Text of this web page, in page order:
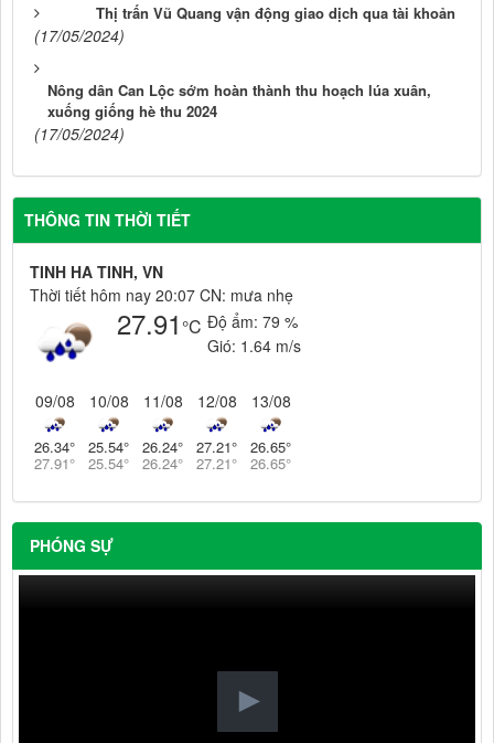
Thị trấn Vũ Quang vận động giao dịch qua tài khoản
(17/05/2024)
Nông dân Can Lộc sớm hoàn thành thu hoạch lúa xuân,
xuống giống hè thu 2024
(17/05/2024)
THÔNG TIN THỜI TIẾT
TINH HA TINH, VN
Thời tiết hôm nay 20:07 CN: mưa nhẹ
27.91 °C Độ ẩm: 79 %
Gió: 1.64 m/s
09/08
26.34°
27.91°
10/08
25.54°
25.54°
11/08
26.24°
26.24°
12/08
27.21°
27.21°
13/08
26.65°
26.65°
PHÓNG SỰ